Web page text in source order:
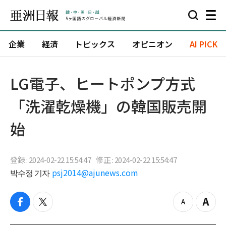
企業 経済 トピックス オピニオン AI PICK
LG電子、ヒートポンプ方式
「洗濯乾燥機」の韓国販売開
始
登録 : 2024-02-22 15:54:47 修正 : 2024-02-22 15:54:47
박수정 기자 psj2014@ajunews.com
f
t
z
Z